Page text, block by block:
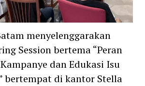
menyelenggarakan
Session bertema “Peran
dan Edukasi Isu
bertempat di kantor Stella